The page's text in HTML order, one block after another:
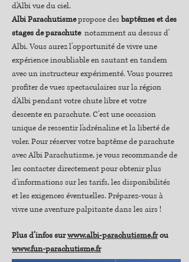
d'Albivue du ciel.
Albi Parachutismepropose des baptêmes et des
stages de parachutenotamment au dessus d'
Albi. Vous aurez l'opportunité de vivre une
expérience inoubliable en sautant en tandem
avec un instructeur expérimenté. Vous pourrez
profiter de vues spectaculaires sur la région
d'Albi pendant votre chute libre et votre
descente en parachute. C'est une occasion
unique de ressentir l'adrénaline et la liberté de
voler. Pour réserver votre baptême de parachute
avec Albi Parachutisme, je vous recommande de
les contacter directement pour obtenir plus
d'informations sur les tarifs, les disponibilités
et les exigences éventuelles. Préparez-vous à
vivre une aventure palpitante dans les airs !
Plus d’infos surwww.albi-parachutisme.frou
www.fun-parachutisme.fr